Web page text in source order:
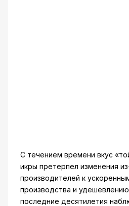
С течением времени вкус
икры претерпел изменения
производителей к
производства и
последние десятилетия